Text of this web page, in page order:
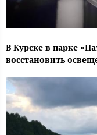
В Курске в парке
восстановить